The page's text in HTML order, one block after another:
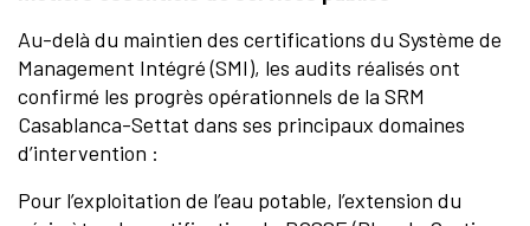
Au-delà du maintien des certifications du Système de
Management Intégré (SMI), les audits réalisés ont
confirmé les progrès opérationnels de la SRM
Casablanca-Settat dans ses principaux domaines
d’intervention :
Pour l’exploitation de l’eau potable, l’extension du